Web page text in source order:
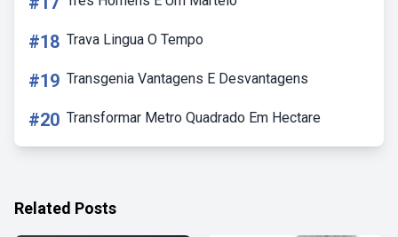
#18 Trava Lingua O Tempo
#19 Transgenia Vantagens E Desvantagens
#20 Transformar Metro Quadrado Em Hectare
Related Posts